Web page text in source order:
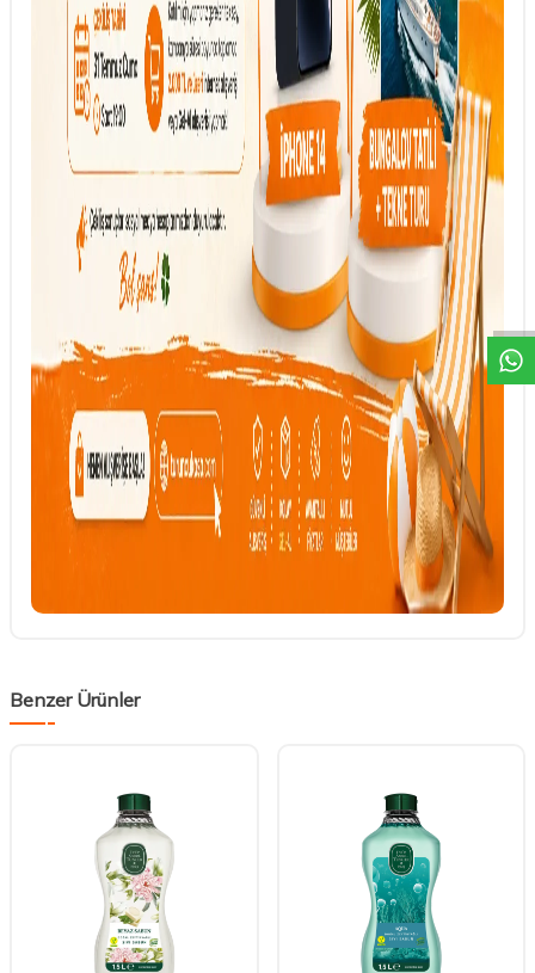
Benzer Ürünler